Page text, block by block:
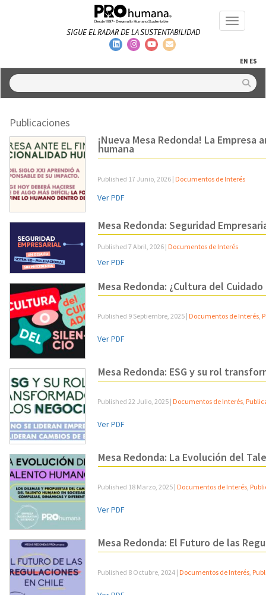
SIGUE EL RADAR DE LA SUSTENTABILIDAD
EN ES
Toggle
Publicaciones
¡Nueva Mesa Redonda! La
humana
Published 17 Junio, 2026 | Documentos de Interés
Ver PDF
Mesa Redonda: Seguridad
Published 7 Abril, 2026 | Documentos de Interés
Ver PDF
Mesa Redonda: ¿Cultura del
Published 9 Septiembre, 2025 | Documentos de Interés
Ver PDF
Mesa Redonda: ESG y su rol
Published 22 Julio, 2025 | Documentos de Interés
Ver PDF
Mesa Redonda: La Evolución del
Published 18 Marzo, 2025 | Documentos de Interés
Ver PDF
Mesa Redonda: El Futuro de las
Published 8 Octubre, 2024 | Documentos de Interés